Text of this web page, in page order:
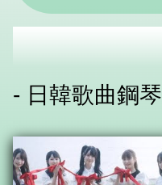
- 日韓歌曲鋼